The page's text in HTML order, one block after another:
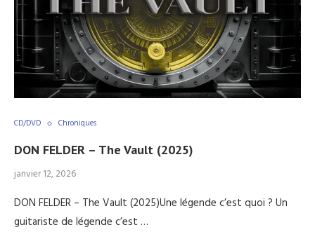
CD/DVD Chroniques
DON FELDER – The Vault (2025)
janvier 12, 2026
DON FELDER – The Vault (2025)Une légende c’est quoi ? Un
guitariste de légende c’est …